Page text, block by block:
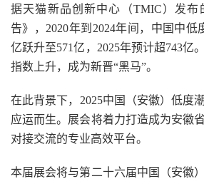
据天猫新品创新中心（TMIC）发布
告》，2020年到2024年间，中国中低
亿跃升至571亿，2025年预计超743亿
指数上升，成为新晋“黑马”。
在此背景下，2025中国（安徽）低度
应运而生。展会将着力打造成为安徽
对接交流的专业高效平台。
本届展会将与第二十六届中国（安徽